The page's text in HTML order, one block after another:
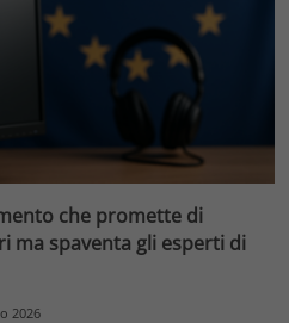
che promette di
ma spaventa gli esperti di
2026